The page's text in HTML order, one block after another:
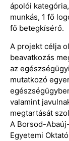
ápolói
munkás, 1 fő
fő betegkísérő.
A projekt célja
beavatkozás
az
mutatkozó
valamint
megtartását
A Borsod-
Egyetemi